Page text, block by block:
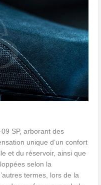
SP, arborant des
unique d’un confort
et du réservoir, ainsi que
selon la
termes, lors de la